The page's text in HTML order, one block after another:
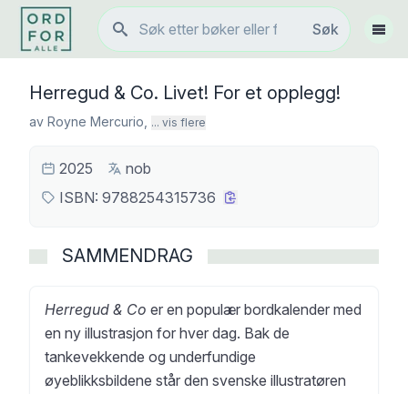
Søk
Søk
Vis
Herregud & Co. Livet! For et opplegg!
av Royne Mercurio ... vis flere
2025
nob
ISBN: 9788254315736
SAMMENDRAG
Herregud & Co er en populær bordkalender med
en ny illustrasjon for hver dag. Bak de
tankevekkende og underfundige
øyeblikksbildene står den svenske illustratøren